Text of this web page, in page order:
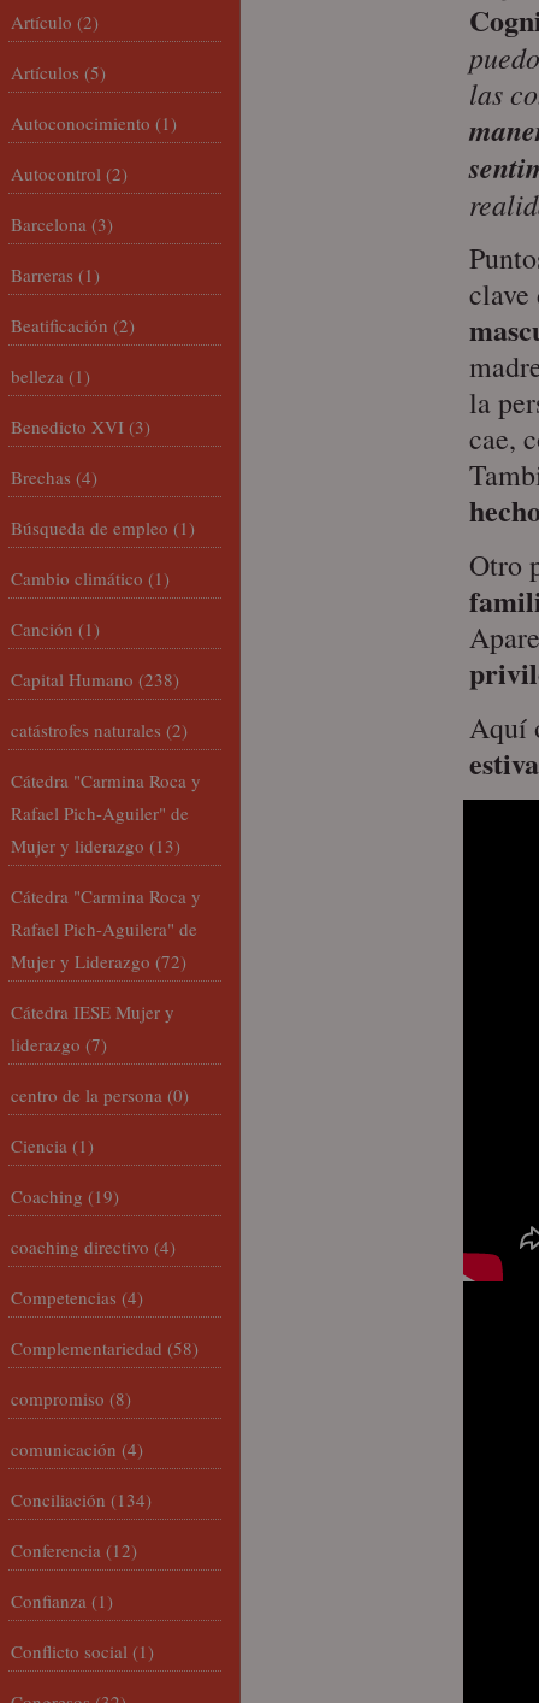
las
la
cae,
Otro
Aquí
Artículo (2)
Artículos (5)
Autoconocimiento (1)
Autocontrol (2)
Barcelona (3)
Barreras (1)
Beatificación (2)
belleza (1)
Benedicto XVI (3)
Brechas (4)
Búsqueda de empleo (1)
Cambio climático (1)
Canción (1)
Capital Humano (238)
catástrofes naturales (2)
Cátedra "Carmina Roca y
Rafael Pich-Aguiler" de
Mujer y liderazgo (13)
Cátedra "Carmina Roca y
Rafael Pich-Aguilera" de
Mujer y Liderazgo (72)
Cátedra IESE Mujer y
liderazgo (7)
centro de la persona (0)
Ciencia (1)
Coaching (19)
coaching directivo (4)
Competencias (4)
Complementariedad (58)
compromiso (8)
comunicación (4)
Conciliación (134)
Conferencia (12)
Confianza (1)
Conflicto social (1)